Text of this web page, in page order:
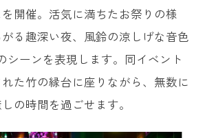
開催。活気に満ちたお祭りの様
る趣深い夜、風鈴の涼しげな音色
シーンを表現します。同イベント
た竹の縁台に座りながら、無数に
の時間を過ごせます。